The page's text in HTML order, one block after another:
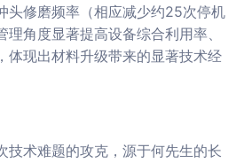
头修磨频率（相应减少约25次停机
角度显著提高设备综合利用率、
体现出材料升级带来的显著技术经
技术难题的攻克，源于何先生的长